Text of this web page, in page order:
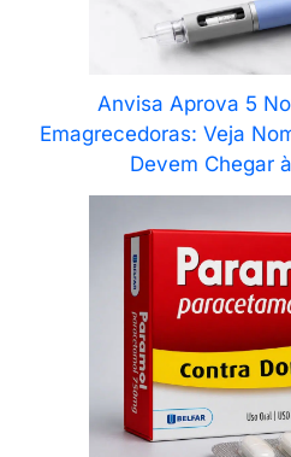
Anvisa Aprova 5
Emagrecedoras: Veja
Devem Chegar